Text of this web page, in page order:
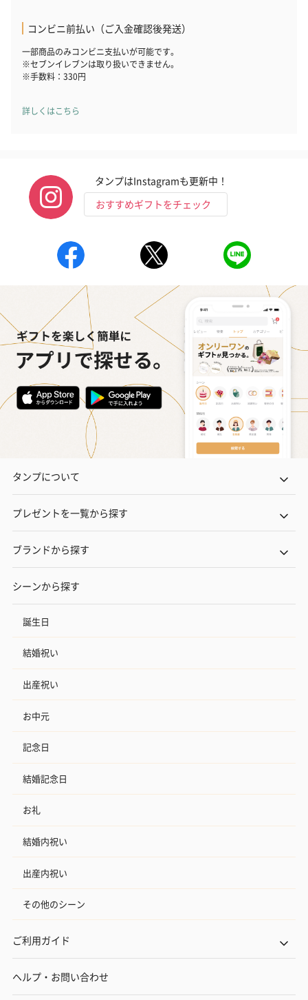
コンビニ前払い（ご入金確認後発送）
一部商品のみコンビニ支払いが可能です。
※セブンイレブンは取り扱いできません。
※手数料：330円
詳しくはこちら
タンプはInstagramも更新中！
おすすめギフトをチェック
タンプについて
プレゼントを一覧から探す
ブランドから探す
シーンから探す
誕生日
結婚祝い
出産祝い
お中元
記念日
結婚記念日
お礼
結婚内祝い
出産内祝い
その他のシーン
ご利用ガイド
ヘルプ・お問い合わせ